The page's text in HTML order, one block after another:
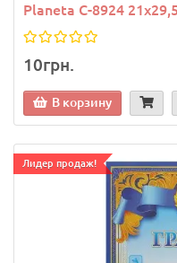
Planeta C-8924
10грн.
В корзину
Лидер продаж!